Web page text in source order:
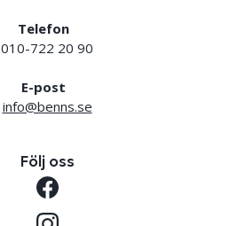
Telefon
010-722 20 90
E-post
info@benns.se
Följ oss